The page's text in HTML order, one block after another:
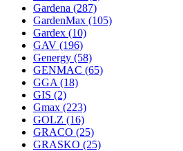
Gardena (287)
GardenMax (105)
Gardex (10)
GAV (196)
Genergy (58)
GENMAC (65)
GGA (18)
GIS (2)
Gmax (223)
GOLZ (16)
GRACO (25)
GRASKO (25)